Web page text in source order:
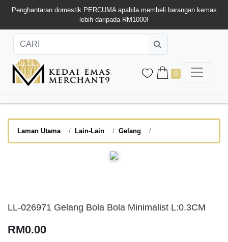
Penghantaran domestik PERCUMA apabila membeli barangan kemas
lebih daripada RM1000!
0
Laman Utama Lain-Lain Gelang
LL-026971 Gelang Bola Bola Minimalist L:0.3CM
RM0.00